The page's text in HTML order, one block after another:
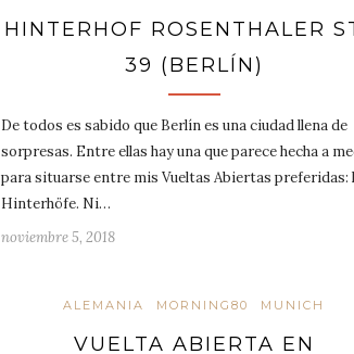
HINTERHOF ROSENTHALER
39 (BERLÍN)
De todos es sabido que Berlín es una ciudad llena de
sorpresas. Entre ellas hay una que parece hecha a
para situarse entre mis Vueltas Abiertas preferidas:
Hinterhöfe. Ni…
noviembre 5, 2018
ALEMANIA MORNING80 MUNICH
VUELTA ABIERTA EN